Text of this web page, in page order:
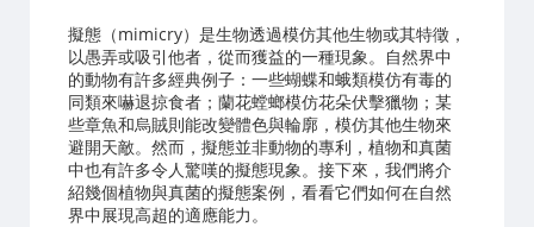
擬態（mimicry）是生物透過模仿其他生物或其特徵，
以愚弄或吸引他者，從而獲益的一種現象。自然界中
的動物有許多經典例子：一些蝴蝶和蛾類模仿有毒的
同類來嚇退掠食者；蘭花螳螂模仿花朵伏擊獵物；某
些章魚和烏賊則能改變體色與輪廓，模仿其他生物來
避開天敵。然而，擬態並非動物的專利，植物和真菌
中也有許多令人驚嘆的擬態現象。接下來，我們將介
紹幾個植物與真菌的擬態案例，看看它們如何在自然
界中展現高超的適應能力。